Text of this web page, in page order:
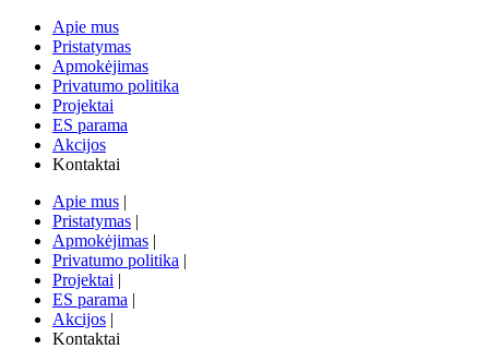
Apie mus
Pristatymas
Apmokėjimas
Privatumo politika
Projektai
ES parama
Akcijos
Kontaktai
Apie mus |
Pristatymas |
Apmokėjimas |
Privatumo politika |
Projektai |
ES parama |
Akcijos |
Kontaktai